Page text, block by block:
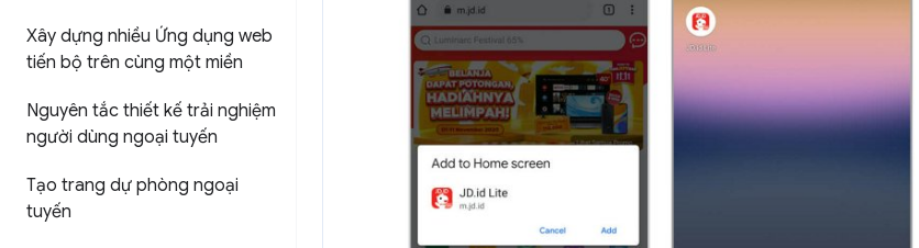
Xây dựng nhiều Ứng dụng web
tiến bộ trên cùng một miền
Nguyên tắc thiết kế trải nghiệm
người dùng ngoại tuyến
Tạo trang dự phòng ngoại
tuyến